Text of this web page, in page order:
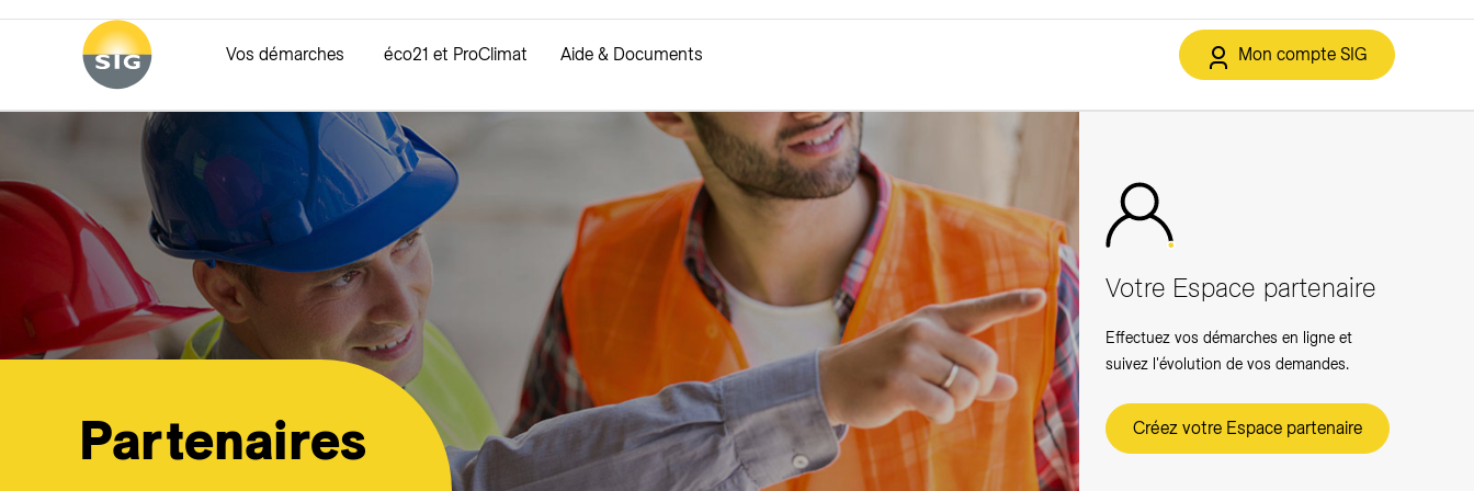
Aller au contenu principal
Vos démarches
Services en ligne
Espace partenaire
Aide à la création de compte
Raccordements
Demande de renseignements
Estimatif de raccordement
Demande de raccordement
Demande de démolition
Demande de poignardage de câbles
Demande d’information réseaux de chaleur
Réseaux
Consultation des plans réseaux
Travaux
Coordination des travaux
Sécurité des chantiers
Sécurité génie civil (130kV)
Info chantiers SIG
Mise en service et contrôle
Clés et cylindres de service
Fourniture de pièces détachées
éco21 et ProClimat
Devenir partenaire
éco21
ProClimat
éco21
Aide & Documents Mon compte SIG
Partenaires
Votre Espace partenaire
Effectuez vos démarches en ligne et
suivez l'évolution de vos demandes.
Créez votre Espace partenaire